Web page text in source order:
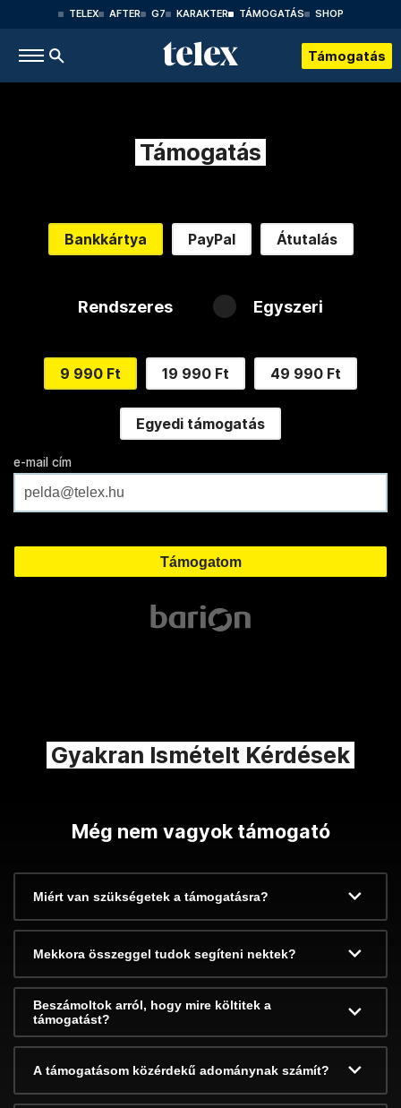
TELEX AFTER G7 KARAKTER TÁMOGATÁS SHOP
Támogatás
Támogatás
Bankkártya PayPal Átutalás
Rendszeres Egyszeri
9 990 Ft 19 990 Ft 49 990 Ft
Egyedi támogatás
e-mail cím
Gyakran Ismételt Kérdések
Még nem vagyok támogató
Miért van szükségetek a támogatásra?
Mekkora összeggel tudok segíteni nektek?
Beszámoltok arról, hogy mire költitek a
támogatást?
A támogatásom közérdekű adománynak számít?